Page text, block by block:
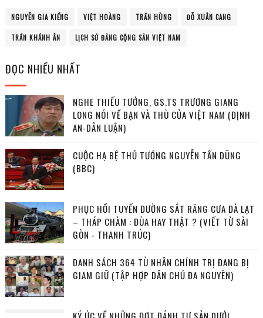
NGUYỄN GIA KIỂNG VIỆT HOÀNG TRẦN HÙNG ĐỖ XUÂN CANG
TRẦN KHÁNH ÂN LỊCH SỬ ĐẢNG CỘNG SẢN VIỆT NAM
ĐỌC NHIỀU NHẤT
NGHE THIẾU TƯỚNG, GS.TS TRƯƠNG GIANG
LONG NÓI VỀ BẠN VÀ THÙ CỦA VIỆT NAM (ĐỊNH
AN-DÂN LUẬN)
CUỘC HẠ BỆ THỦ TƯỚNG NGUYỄN TẤN DŨNG
(BBC)
PHỤC HỒI TUYẾN ĐƯỜNG SẮT RĂNG CƯA ĐÀ LẠT
– THÁP CHÀM : ĐÙA HAY THẬT ? (VIẾT TỪ SÀI
GÒN - THANH TRÚC)
DANH SÁCH 364 TÙ NHÂN CHÍNH TRỊ ĐANG BỊ
GIAM GIỮ (TẬP HỢP DÂN CHỦ ĐA NGUYÊN)
KÝ ỨC VỀ NHỮNG ĐỢT ĐÁNH TƯ SẢN DƯỚI